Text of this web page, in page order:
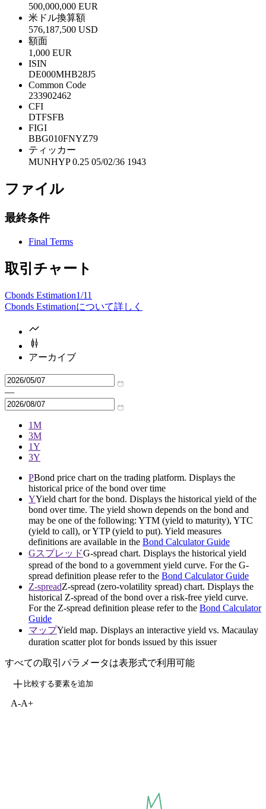
500,000,000 EUR
米ドル換算額
576,187,500 USD
額面
1,000 EUR
ISIN
DE000MHB28J5
Common Code
233902462
CFI
DTFSFB
FIGI
BBG010FNYZ79
ティッカー
MUNHYP 0.25 05/02/36 1943
ファイル
最終条件
Final Terms
取引チャート
Cbonds Estimation1/11
Cbonds Estimationについて詳しく
アーカイブ
—
1M
3M
1Y
3Y
PBond price chart on the trading platform. Displays the
historical price of the bond over time
YYield chart for the bond. Displays the historical yield of the
bond over time. The yield shown depends on the bond and
may be one of the following: YTM (yield to maturity), YTC
(yield to call), or YTP (yield to put). Yield measures
definitions are available in the Bond Calculator Guide
GスプレッドG-spread chart. Displays the historical yield
spread of the bond to a government yield curve. For the G-
spread definition please refer to the Bond Calculator Guide
Z-spreadZ-spread (zero-volatility spread) chart. Displays the
historical Z-spread of the bond over a risk-free yield curve.
For the Z-spread definition please refer to the Bond Calculator
Guide
マップYield map. Displays an interactive yield vs. Macaulay
duration scatter plot for bonds issued by this issuer
すべての取引パラメータは表形式で利用可能
比較する要素を追加